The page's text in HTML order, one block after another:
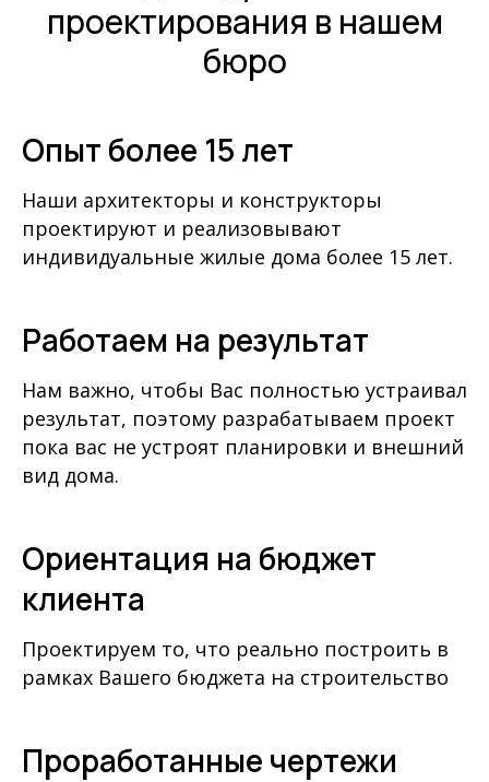
проектирования в нашем
бюро
Опыт более 15 лет
Наши архитекторы и конструкторы
проектируют и реализовывают
индивидуальные жилые дома более 15 лет.
Работаем на результат
Нам важно, чтобы Вас полностью устраивал
результат, поэтому разрабатываем проект
пока вас не устроят планировки и внешний
вид дома.
Ориентация на бюджет
клиента
Проектируем то, что реально построить в
рамках Вашего бюджета на строительство
Проработанные чертежи